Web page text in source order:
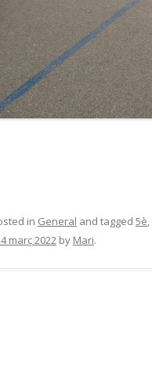
in General and tagged 5è,
març 2022 by Mari.